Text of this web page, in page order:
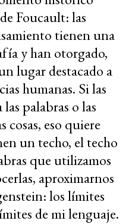
Foucault: las
tienen una
y han otorgado,
lugar destacado a
humanas. Si las
las palabras o las
cosas, eso quiere
un techo, el techo
que utilizamos
aproximarnos
los límites
de mi lenguaje.